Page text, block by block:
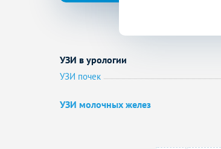
УЗИ в урологии
УЗИ почек
УЗИ молочных желез